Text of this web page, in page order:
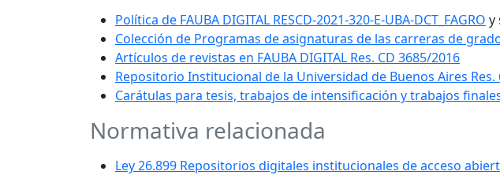
Política de FAUBA DIGITAL RESCD-2021-320-E-UBA-DCT_FAGRO y
Colección de Programas de asignaturas de las carreras de grado
Artículos de revistas en FAUBA DIGITAL Res. CD 3685/2016
Repositorio Institucional de la Universidad de Buenos Aires Res.
Carátulas para tesis, trabajos de intensificación y trabajos
Normativa relacionada
Ley 26.899 Repositorios digitales institucionales de acceso